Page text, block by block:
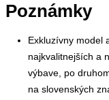
Poznámky
Exkluzívny model
najkvalitnejších a
výbave, po
na slovenských